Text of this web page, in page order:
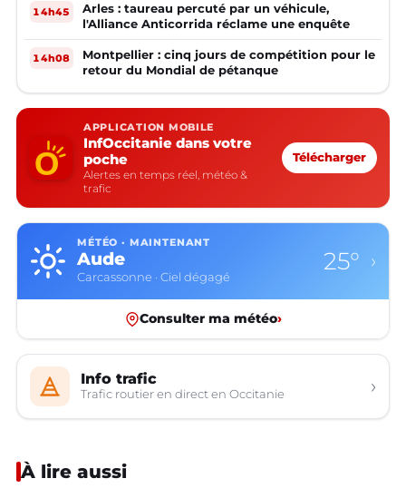
14h45
Arles : taureau percuté par un véhicule,
l'Alliance Anticorrida réclame une enquête
14h08
Montpellier : cinq jours de compétition pour le
retour du Mondial de pétanque
APPLICATION MOBILE
InfOccitanie dans votre
poche
Alertes en temps réel, météo &
trafic
Télécharger
MÉTÉO · MAINTENANT
Aude
Carcassonne · Ciel dégagé
25° ›
Consulter ma météo›
Info trafic
Trafic routier en direct en Occitanie ›
À lire aussi